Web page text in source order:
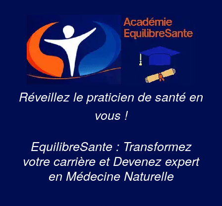
Réveillez le praticien de santé en
vous !
EquilibreSante : Transformez
votre carrière et Devenez expert
en Médecine Naturelle